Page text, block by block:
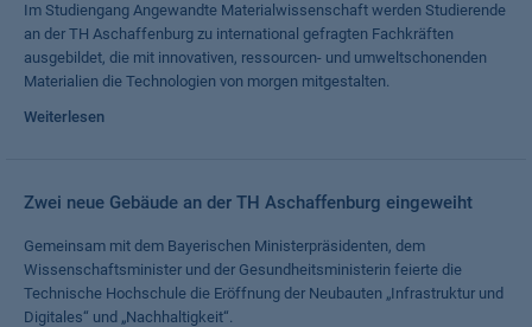
Im Studiengang Angewandte Materialwissenschaft werden Studierende
an der TH Aschaffenburg zu international gefragten Fachkräften
ausgebildet, die mit innovativen, ressourcen- und umweltschonenden
Materialien die Technologien von morgen mitgestalten.
Weiterlesen
Zwei neue Gebäude an der TH Aschaffenburg eingeweiht
Gemeinsam mit dem Bayerischen Ministerpräsidenten, dem
Wissenschaftsminister und der Gesundheitsministerin feierte die
Technische Hochschule die Eröffnung der Neubauten „Infrastruktur und
Digitales“ und „Nachhaltigkeit“.